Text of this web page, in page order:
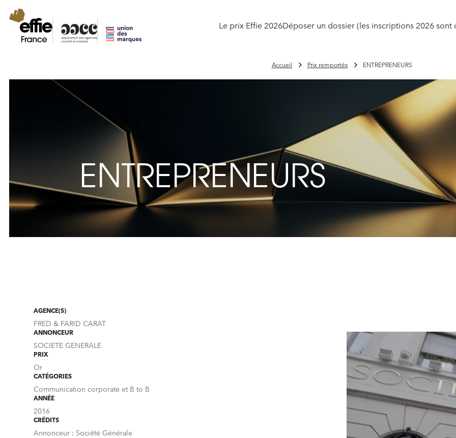
Le prix Effie 2026Déposer un dossier (les inscriptions 2026 sont
Accueil Prix remportés ENTREPRENEURS
ENTREPRENEURS
AGENCE(S)
FRED & FARID CARAT
ANNONCEUR
SOCIETE GENERALE
PRIX
Or
CATÉGORIES
Communication corporate et B to B
ANNÉE
2016
CRÉDITS
Annonceur : Société Générale